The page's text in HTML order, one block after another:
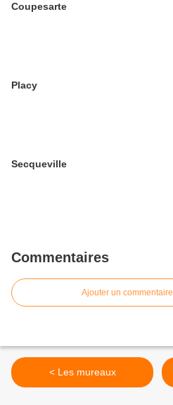
Coupesarte
Placy
Secqueville
Commentaires
Ajouter un commentaire
< Les mureaux